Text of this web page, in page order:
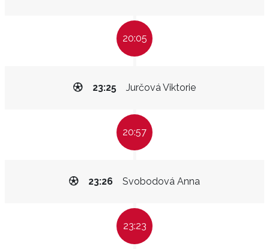
20:05
Jurčová Viktorie
23:25
20:57
Svobodová Anna
23:26
23:23